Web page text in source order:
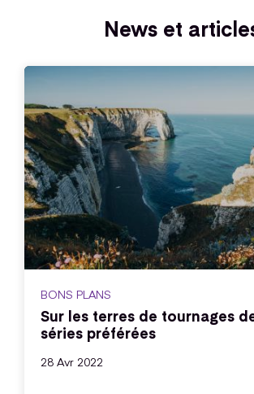
News et
BONS PLANS
Sur les terres de tournages
séries préférées
28 Avr 2022